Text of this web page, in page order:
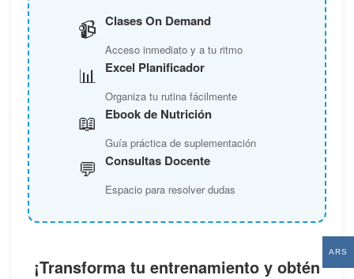
📹 Clases On Demand
Acceso inmediato y a tu ritmo
📊 Excel Planificador
Organiza tu rutina fácilmente
📖 Ebook de Nutrición
Guía práctica de suplementación
💬 Consultas Docente
Espacio para resolver dudas
¡Transforma tu entrenamiento y obtén
ARS